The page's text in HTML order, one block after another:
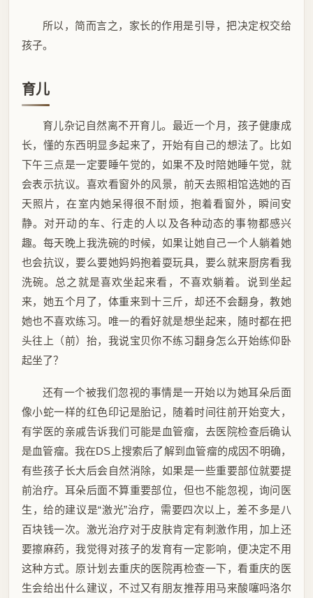
所以，简而言之，家长的作用是引导，把决定权交给
孩子。
育儿
育儿杂记自然离不开育儿。最近一个月，孩子健康成
长，懂的东西明显多起来了，开始有自己的想法了。比如
下午三点是一定要睡午觉的，如果不及时陪她睡午觉，就
会表示抗议。喜欢看窗外的风景，前天去照相馆选她的百
天照片，在室内她呆得很不耐烦，抱着看窗外，瞬间安
静。对开动的车、行走的人以及各种动态的事物都感兴
趣。每天晚上我洗碗的时候，如果让她自己一个人躺着她
也会抗议，要么要她妈妈抱着耍玩具，要么就来厨房看我
洗碗。总之就是喜欢坐起来看，不喜欢躺着。说到坐起
来，她五个月了，体重来到十三斤，却还不会翻身，教她
她也不喜欢练习。唯一的看好就是想坐起来，随时都在把
头往上（前）抬，我说宝贝你不练习翻身怎么开始练仰卧
起坐了？
还有一个被我们忽视的事情是一开始以为她耳朵后面
像小蛇一样的红色印记是胎记，随着时间往前开始变大，
有学医的亲戚告诉我们可能是血管瘤，去医院检查后确认
是血管瘤。我在DS上搜索后了解到血管瘤的成因不明确，
有些孩子长大后会自然消除，如果是一些重要部位就要提
前治疗。耳朵后面不算重要部位，但也不能忽视，询问医
生，给的建议是“激光”治疗，需要四次以上，差不多是八
百块钱一次。激光治疗对于皮肤肯定有刺激作用，加上还
要擦麻药，我觉得对孩子的发育有一定影响，便决定不用
这种方式。原计划去重庆的医院再检查一下，看重庆的医
生会给出什么建议，不过又有朋友推荐用马来酸噻吗洛尔